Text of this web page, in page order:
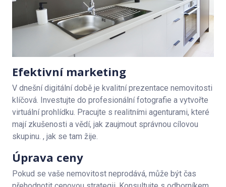
Efektivní marketing
V dnešní digitální době je kvalitní prezentace nemovitosti
klíčová. Investujte do profesionální fotografie a vytvořte
virtuální prohlídku. Pracujte s realitními agenturami, které
mají zkušenosti a vědí, jak zaujmout správnou cílovou
skupinu. , jak se tam žije.
Úprava ceny
Pokud se vaše nemovitost neprodává, může být čas